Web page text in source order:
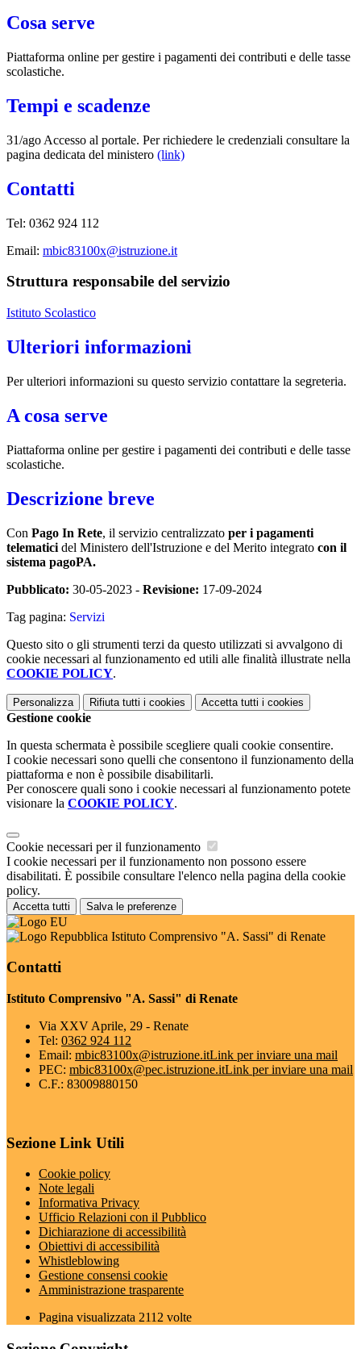
Cosa serve
Piattaforma online per gestire i pagamenti dei contributi e delle tasse
scolastiche.
Tempi e scadenze
31/ago Accesso al portale. Per richiedere le credenziali consultare la
pagina dedicata del ministero (link)
Contatti
Tel: 0362 924 112
Email: mbic83100x@istruzione.it
Struttura responsabile del servizio
Istituto Scolastico
Ulteriori informazioni
Per ulteriori informazioni su questo servizio contattare la segreteria.
A cosa serve
Piattaforma online per gestire i pagamenti dei contributi e delle tasse
scolastiche.
Descrizione breve
Con Pago In Rete, il servizio centralizzato per i pagamenti
telematici del Ministero dell'Istruzione e del Merito integrato con il
sistema pagoPA.
Pubblicato: 30-05-2023 - Revisione: 17-09-2024
Tag pagina: Servizi
Questo sito o gli strumenti terzi da questo utilizzati si avvalgono di
cookie necessari al funzionamento ed utili alle finalità illustrate nella
COOKIE POLICY.
Personalizza Rifiuta tutti i cookies Accetta tutti i cookies
Gestione cookie
In questa schermata è possibile scegliere quali cookie consentire.
I cookie necessari sono quelli che consentono il funzionamento della
piattaforma e non è possibile disabilitarli.
Per conoscere quali sono i cookie necessari al funzionamento potete
visionare la COOKIE POLICY.
Cookie necessari per il funzionamento
I cookie necessari per il funzionamento non possono essere
disabilitati. È possibile consultare l'elenco nella pagina della cookie
policy.
Accetta tutti Salva le preferenze
Istituto Comprensivo "A. Sassi" di Renate
Contatti
Istituto Comprensivo "A. Sassi" di Renate
Via XXV Aprile, 29 - Renate
Tel: 0362 924 112
Email: mbic83100x@istruzione.itLink per inviare una mail
PEC: mbic83100x@pec.istruzione.itLink per inviare una mail
C.F.: 83009880150
Sezione Link Utili
Cookie policy
Note legali
Informativa Privacy
Ufficio Relazioni con il Pubblico
Dichiarazione di accessibilità
Obiettivi di accessibilità
Whistleblowing
Gestione consensi cookie
Amministrazione trasparente
Pagina visualizzata 2112 volte